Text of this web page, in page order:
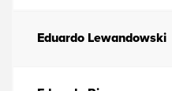
Eduardo Lewandowski